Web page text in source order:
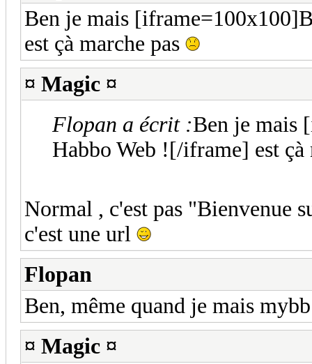
Ben je mais
est çà marche pas
¤ Magic ¤
Flopan a écrit :Ben je mais
Habbo Web ![/iframe] est çà
Normal , c'est pas "Bienvenue
c'est une url
Flopan
Ben, même quand je mais
¤ Magic ¤